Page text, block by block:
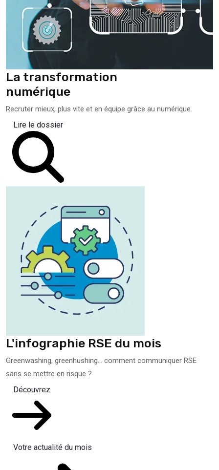
La transformation
numérique
Recruter mieux, plus vite et en équipe grâce au numérique.
Lire le dossier
L'infographie RSE du mois
Greenwashing, greenhushing… comment communiquer RSE
sans se mettre en risque ?
Découvrez
Votre actualité du mois